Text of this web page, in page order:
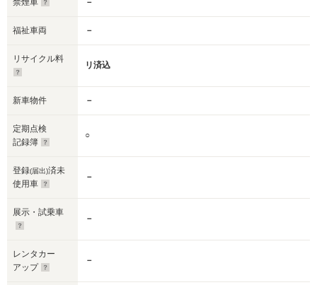
禁煙車 －
福祉車両 －
リサイクル料
リ済込
新車物件 －
定期点検
記録簿
○
登録(届出)済未
使用車
－
展示・試乗車
－
レンタカー
アップ
－